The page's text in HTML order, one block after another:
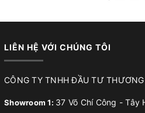
LIÊN HỆ VỚI CHÚNG TÔI
CÔNG TY TNHH ĐẦU TƯ THƯƠNG
Showroom 1: 37 Võ Chí Công - Tây